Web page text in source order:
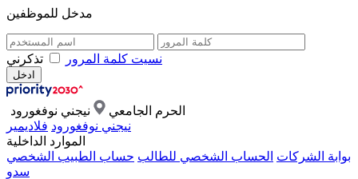
مدخل للموظفين
نسيت كلمة المرور تذكرني
الحرم الجامعي
نيجني نوفغورود
نيجني نوفغورود فلاديمير
الموارد الداخلية
بوابة الشركات الحساب الشخصي للطالب حساب الطبيب الشخصي
سدو